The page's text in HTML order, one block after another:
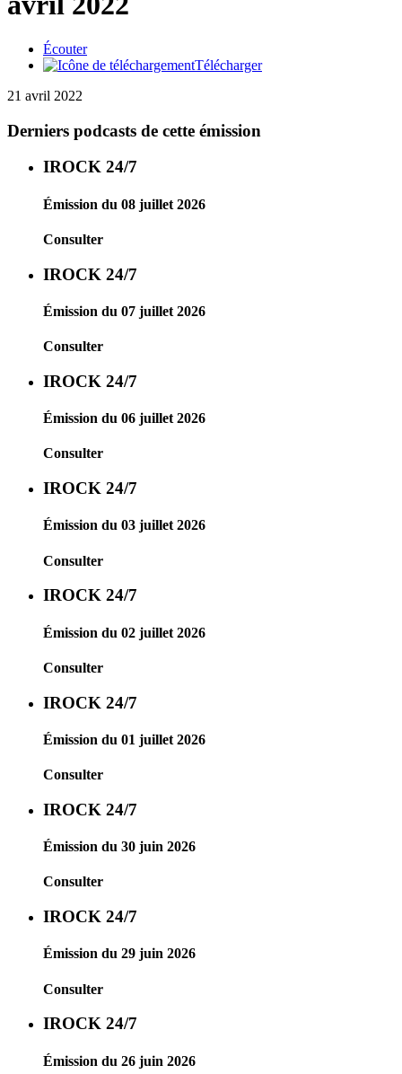
Écouter
Télécharger
21 avril 2022
Derniers podcasts de cette émission
IROCK 24/7
Émission du 08 juillet 2026
Consulter
IROCK 24/7
Émission du 07 juillet 2026
Consulter
IROCK 24/7
Émission du 06 juillet 2026
Consulter
IROCK 24/7
Émission du 03 juillet 2026
Consulter
IROCK 24/7
Émission du 02 juillet 2026
Consulter
IROCK 24/7
Émission du 01 juillet 2026
Consulter
IROCK 24/7
Émission du 30 juin 2026
Consulter
IROCK 24/7
Émission du 29 juin 2026
Consulter
IROCK 24/7
Émission du 26 juin 2026